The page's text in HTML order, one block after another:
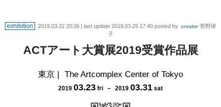
exhibition 2019.03.22 20:26 | last update 2019.03.25 17:40 posted by creator 菅野律
子
ACTアート大賞展2019受賞作品展
東京 | The Artcomplex Center of Tokyo
2019 03.23 fri － 2019 03.31 sat